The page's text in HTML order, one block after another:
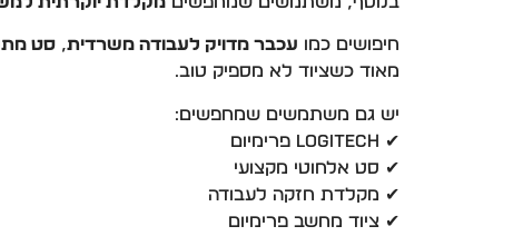
חיפושים כמו עכבר מדויק לעבודה משרדית, סט
מאוד כשציוד לא מספיק טוב.
יש גם משתמשים שמחפשים:
✔ Logitech פרימיום
✔ סט אלחוטי מקצועי
✔ מקלדת חזקה לעבודה
✔ ציוד מחשב פרימיום